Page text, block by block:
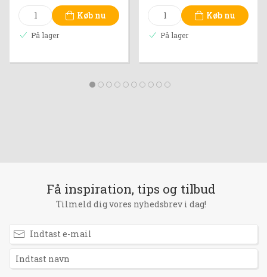
Køb nu
På lager
Køb nu
På lager
Få inspiration, tips og tilbud
Tilmeld dig vores nyhedsbrev i dag!